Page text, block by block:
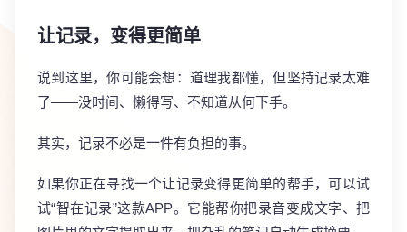
让记录，变得更简单
说到这里，你可能会想：道理我都懂，但坚持记录太难
了——没时间、懒得写、不知道从何下手。
其实，记录不必是一件有负担的事。
如果你正在寻找一个让记录变得更简单的帮手，可以试
试“智在记录”这款APP。它能帮你把录音变成文字、把